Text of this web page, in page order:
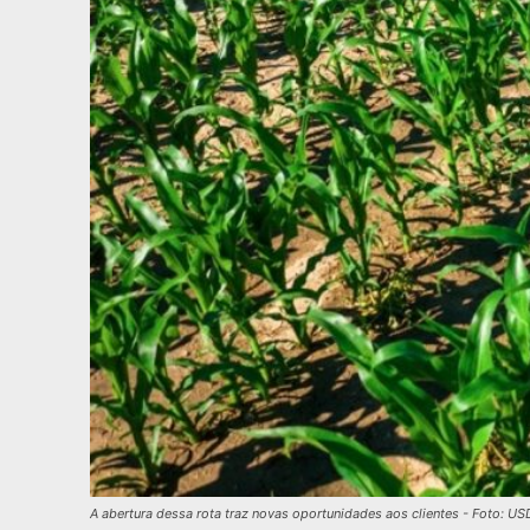
A abertura dessa rota traz novas oportunidades aos clientes - Foto: